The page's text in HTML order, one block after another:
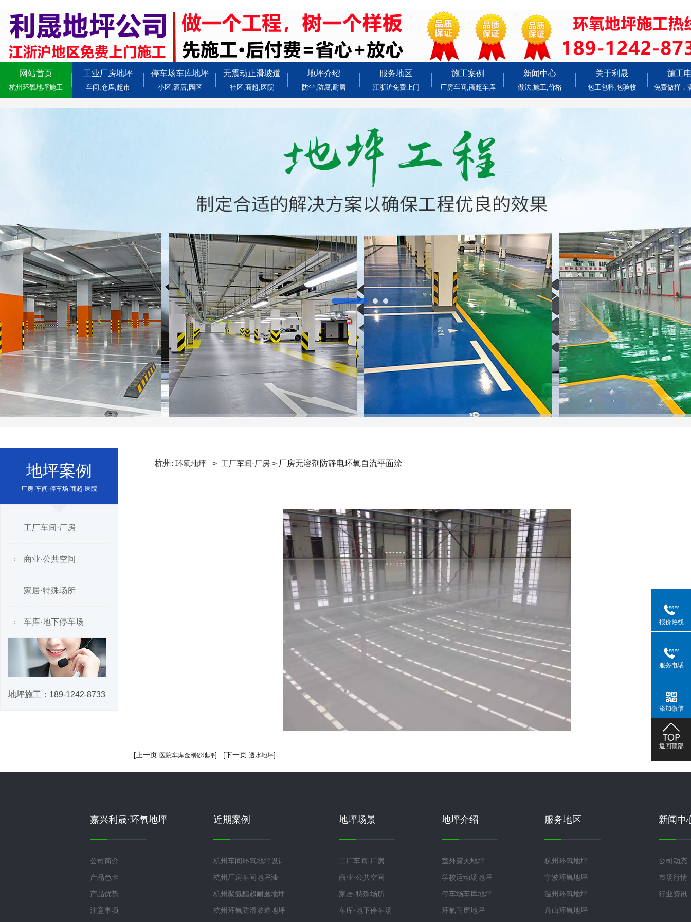
网站首页
杭州环氧地坪施工
工业厂房地坪
车间,仓库,超市
停车场车库地坪
小区,酒店,园区
无震动止滑坡道
社区,商超,医院
地坪介绍
防尘,防腐,耐磨
服务地区
江浙沪免费上门
施工案例
厂房车间,商超车库
新闻中心
做法,施工,价格
关于利晟
包工包料,包验收
施工
免费做样，
地坪案例
厂房·车间·停车场·商超·医院
工厂车间·厂房
商业·公共空间
家居·特殊场所
车库·地下停车场
地坪施工： 189-1242-8733
杭州: 环氧地坪 > 工厂车间·厂房 > 厂房无溶剂防静电环氧自流平面涂
[上一页: 医院车库金刚砂地坪] [下一页:透水地坪]
嘉兴利晟·环氧地坪
公司简介
产品色卡
产品优势
注意事项
近期案例
杭州车间环氧地坪设计
杭州厂房车间地坪漆
杭州聚氨酯超耐磨地坪
杭州环氧防滑坡道地坪
地坪场景
工厂车间·厂房
商业·公共空间
家居·特殊场所
车库·地下停车场
地坪介绍
室外露天地坪
学校运动场地坪
停车场车库地坪
环氧耐磨地坪
服务地区
杭州环氧地坪
宁波环氧地坪
温州环氧地坪
舟山环氧地坪
新闻中
公司动态
市场行情
行业资讯
报价热线
服务电话
添加微信
返回顶部